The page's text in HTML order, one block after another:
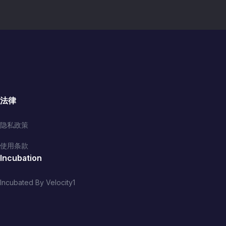
法律
隐私政策
使用条款
Incubation
Incubated By Velocity1